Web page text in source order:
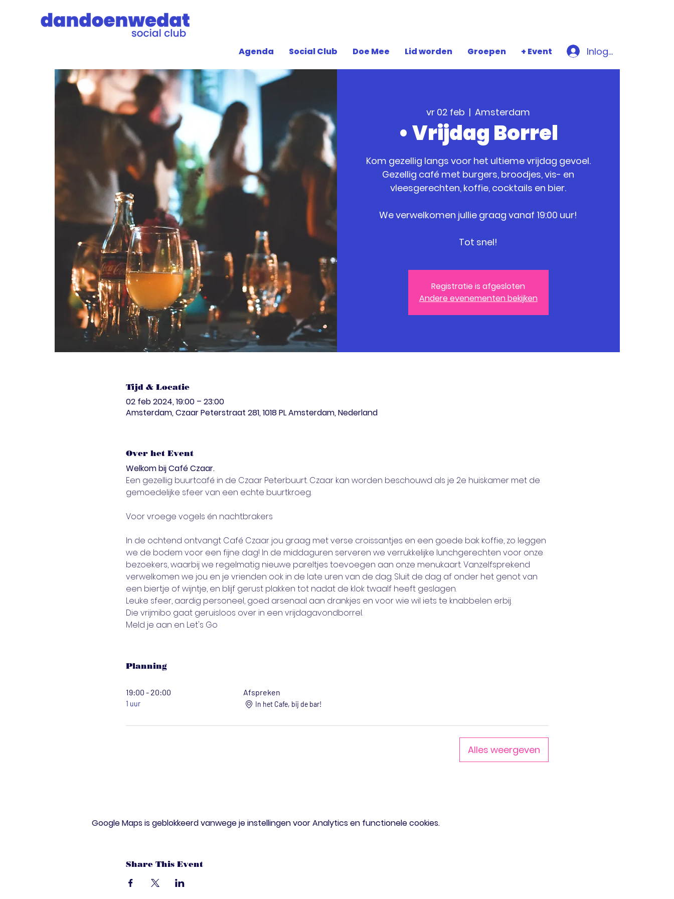
Agenda Social Club Doe Mee Lid worden Groepen + Event Inloggen
vr 02 feb
  |
Amsterdam
• Vrijdag Borrel
Kom gezellig langs voor het ultieme vrijdag gevoel.
Gezellig café met burgers, broodjes, vis- en
vleesgerechten, koffie, cocktails en bier.
We verwelkomen jullie graag vanaf 19:00 uur!
Tot snel!
Registratie is afgesloten
Andere evenementen bekijken
Tijd & Locatie
02 feb 2024, 19:00 – 23:00
Amsterdam, Czaar Peterstraat 281, 1018 PL Amsterdam, Nederland
Over het Event
Welkom bij Café Czaar.
Een gezellig buurtcafé in de Czaar Peterbuurt. Czaar kan worden beschouwd als je 2e huiskamer met de
gemoedelijke sfeer van een echte buurtkroeg.
In de ochtend ontvangt Café Czaar jou graag met verse croissantjes en een goede bak koffie, zo leggen
we de bodem voor een fijne dag! In de middaguren serveren we verrukkelijke lunchgerechten voor onze
bezoekers, waarbij we regelmatig nieuwe pareltjes toevoegen aan onze menukaart. Vanzelfsprekend
verwelkomen we jou en je vrienden ook in de late uren van de dag. Sluit de dag af onder het genot van
een biertje of wijntje, en blijf gerust plakken tot nadat de klok twaalf heeft geslagen.
Leuke sfeer, aardig personeel, goed arsenaal aan drankjes en voor wie wil iets te knabbelen erbij.
Die vrijmibo gaat geruisloos over in een vrijdagavondborrel.
Meld je aan en Let's Go
Planning
19:00 - 20:00
1 uur
Afspreken
In het Cafe, bij de bar!
Alles weergeven
Google Maps is geblokkeerd vanwege je instellingen voor Analytics en functionele cookies.
Share This Event